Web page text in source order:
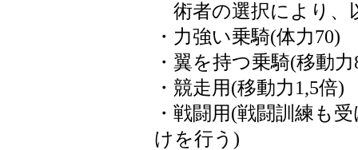
術者の選択により、
・力強い乗騎(体力70)
・翼を持つ乗騎(移動
・競走用(移動力1,5倍)
・戦闘用(戦闘訓練も
けを行う)